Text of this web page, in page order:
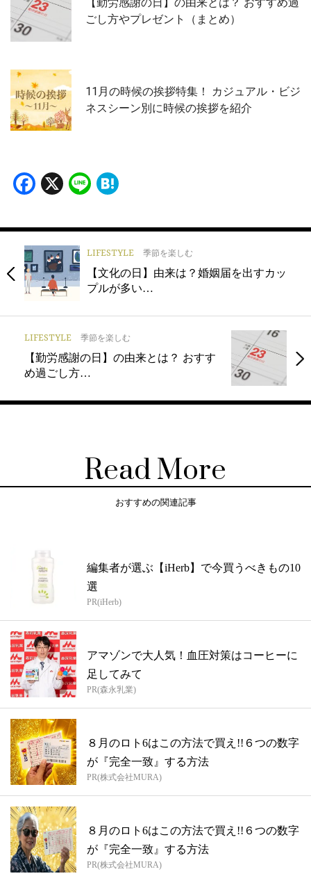
ごし方やプレゼント（まとめ）
11月の時候の挨拶特集！ カジュアル・ビジ
ネスシーン別に時候の挨拶を紹介
Facebook
X Line
LIFESTYLE 季節を楽しむ
【文化の日】由来は？婚姻届を出すカッ
プルが多い…
LIFESTYLE 季節を楽しむ
【勤労感謝の日】の由来とは？ おすす
め過ごし方…
Read More
おすすめの関連記事
編集者が選ぶ【iHerb】で今買うべきもの10
選
PR(iHerb)
アマゾンで大人気！血圧対策はコーヒーに
足してみて
PR(森永乳業)
８月のロト6はこの方法で買え!!６つの数字
が『完全一致』する方法
PR(株式会社MURA)
８月のロト6はこの方法で買え!!６つの数字
が『完全一致』する方法
PR(株式会社MURA)